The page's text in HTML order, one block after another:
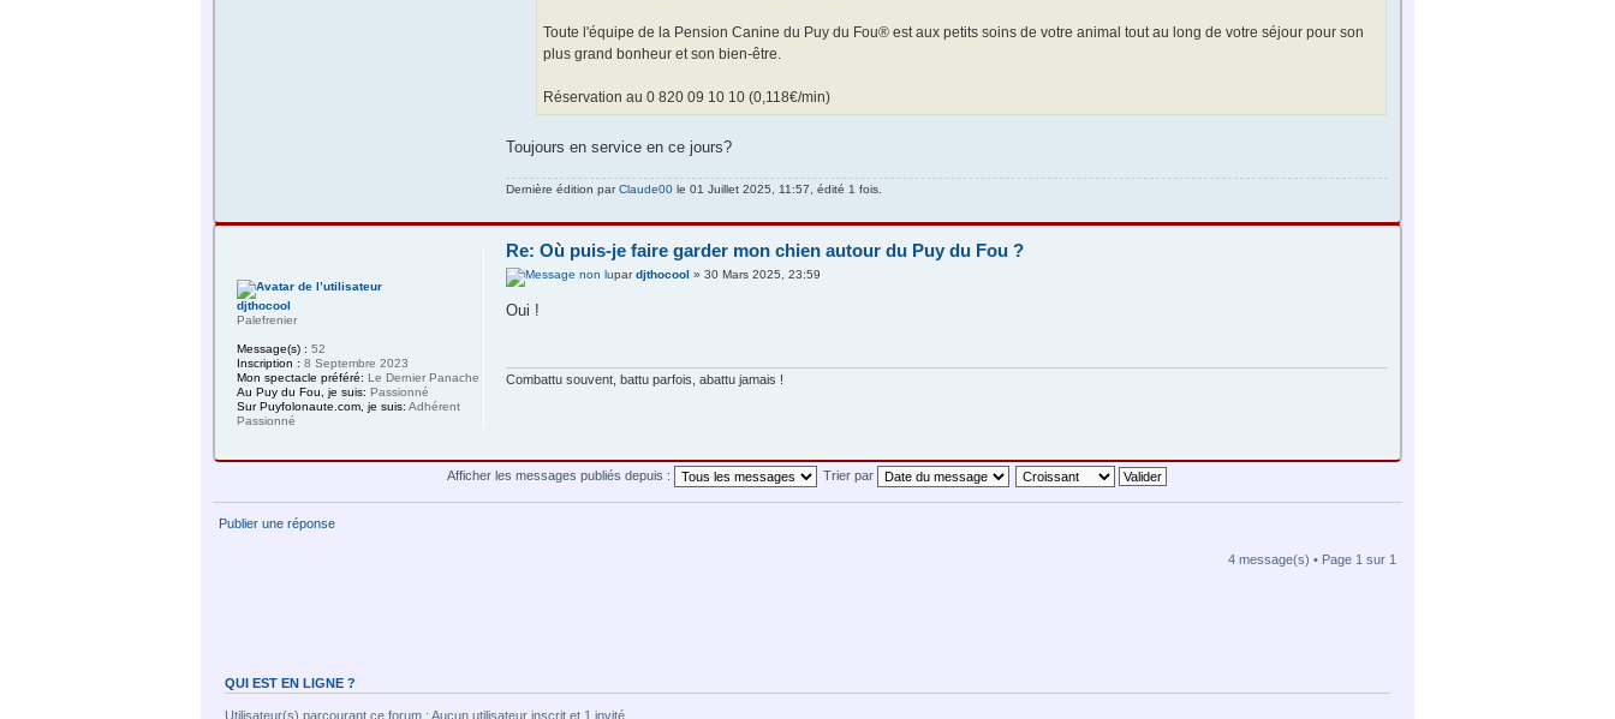
Toute l'équipe de la Pension Canine du Puy du Fou® est aux petits soins de votre animal tout au long de votre séjour pour son
plus grand bonheur et son bien-être.
Réservation au 0 820 09 10 10 (0,118€/min)
Toujours en service en ce jours?
Dernière édition parClaude00le 01 Juillet 2025, 11:57, édité 1 fois.
Re: Où puis-je faire garder mon chien autour du Puy du Fou ?
pardjthocool » 30 Mars 2025, 23:59
Oui !
Combattu souvent, battu parfois, abattu jamais !
djthocool
Palefrenier
Message(s) : 52
Inscription : 8 Septembre 2023
Mon spectacle préféré: Le Dernier Panache
Au Puy du Fou, je suis: Passionné
Sur Puyfolonaute.com, je suis: Adhérent
Passionné
Afficher les messages publiés depuis : Trier par
Publier une réponse
4 message(s) • Page 1 sur 1
QUI EST EN LIGNE ?
Utilisateur(s) parcourant ce forum : Aucun utilisateur inscrit et 1 invité